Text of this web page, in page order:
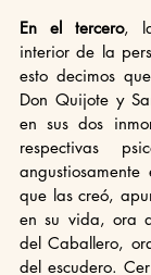
En el tercero,
interior de la
esto decimos
Don Quijote y
en sus dos
respectivas
que las creó,
en su vida, ora
del Caballero,
del escudero.